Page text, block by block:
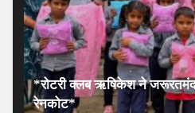
*रोटरी क्लब ऋषिकेश ने जरूरतमंद
रेनकोट*